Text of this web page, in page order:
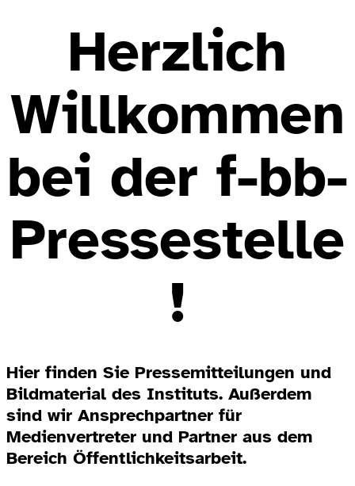
Herzlich
Willkommen
bei der f-bb-
Pressestelle
!
Hier finden Sie Pressemitteilungen und
Bildmaterial des Instituts. Außerdem
sind wir Ansprechpartner für
Medienvertreter und Partner aus dem
Bereich Öffentlichkeitsarbeit.